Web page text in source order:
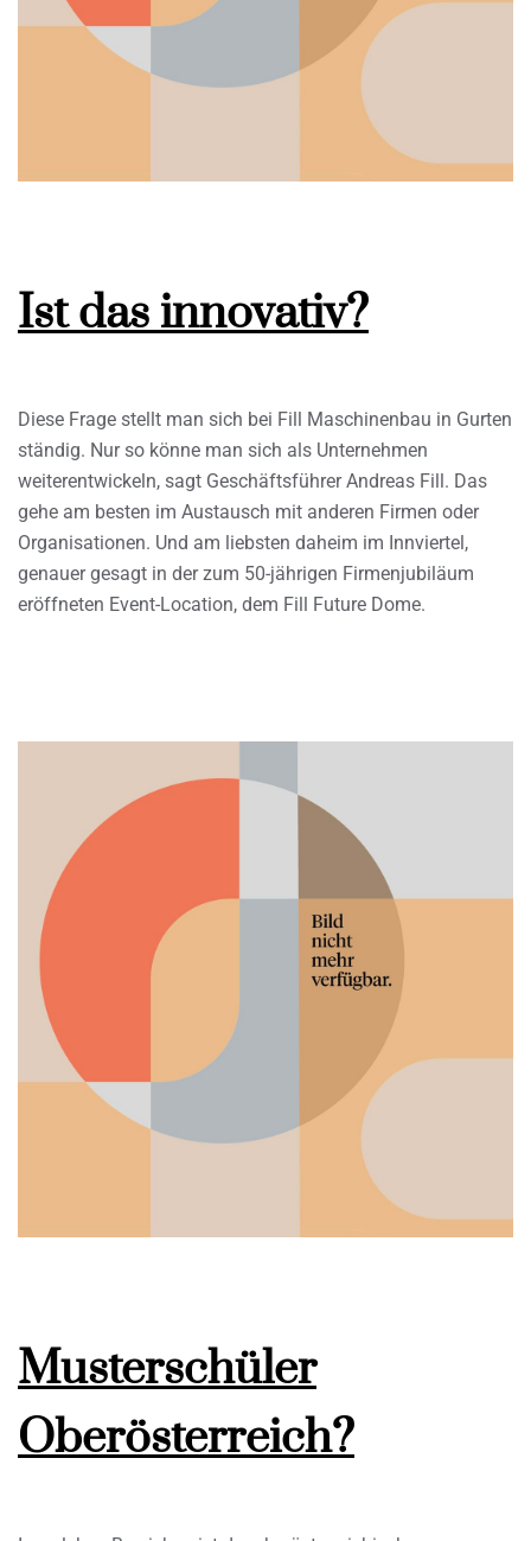
Ist das innovativ?
Diese Frage stellt man sich bei Fill Maschinenbau in Gurten
ständig. Nur so könne man sich als Unternehmen
weiterentwickeln, sagt Geschäftsführer Andreas Fill. Das
gehe am besten im Austausch mit anderen Firmen oder
Organisationen. Und am liebsten daheim im Innviertel,
genauer gesagt in der zum 50-jährigen Firmenjubiläum
eröffneten Event-Location, dem Fill Future Dome.
Musterschüler
Oberösterreich?